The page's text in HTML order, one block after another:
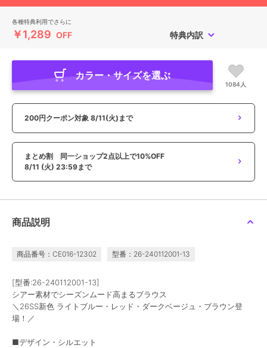
各種特典利用でさらに
￥1,289 OFF 特典内訳
カラー・サイズを選ぶ
1084人
200円クーポン対象 8/11(火)まで
まとめ割 同一ショップ2点以上で10%OFF
8/11 (火) 23:59まで
商品説明
商品番号：CE016-12302 型番：26-240112001-13
[型番:26-240112001-13]
シアー素材でシーズンムード高まるブラウス
＼26SS新色 ライトブルー・レッド・ダークベージュ・ブラウン登
場！／
■デザイン・シルエット